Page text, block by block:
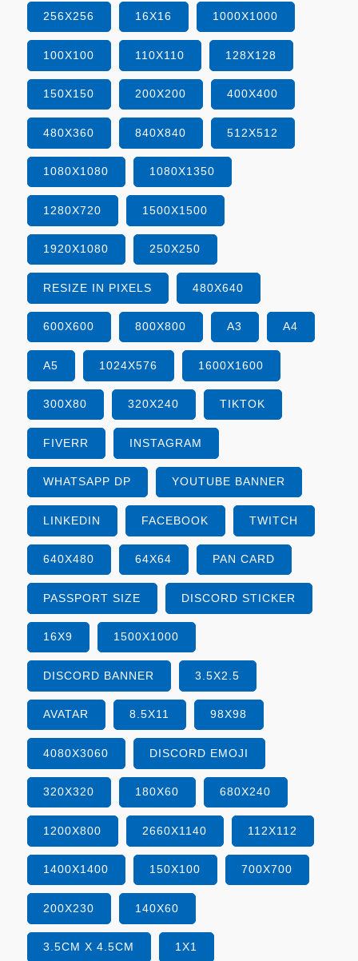
256X256 16X16 1000X1000
100X100 110X110 128X128
150X150 200X200 400X400
480X360 840X840 512X512
1080X1080 1080X1350
1280X720 1500X1500
1920X1080 250X250
RESIZE IN PIXELS 480X640
600X600 800X800 A3 A4
A5 1024X576 1600X1600
300X80 320X240 TIKTOK
FIVERR INSTAGRAM
WHATSAPP DP YOUTUBE BANNER
LINKEDIN FACEBOOK TWITCH
640X480 64X64 PAN CARD
PASSPORT SIZE DISCORD STICKER
16X9 1500X1000
DISCORD BANNER 3.5X2.5
AVATAR 8.5X11 98X98
4080X3060 DISCORD EMOJI
320X320 180X60 680X240
1200X800 2660X1140 112X112
1400X1400 150X100 700X700
200X230 140X60
3.5CM X 4.5CM 1X1